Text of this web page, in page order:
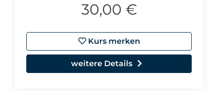
30,00 €
Kurs merken
weitere Details